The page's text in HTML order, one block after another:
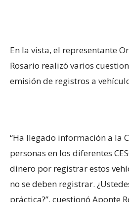
En la vista, el representante
Rosario realizó varios
emisión de registros a
“Ha llegado información a la
personas en los diferentes
dinero por registrar estos
no se deben registrar.
práctica?”, cuestionó Aponte